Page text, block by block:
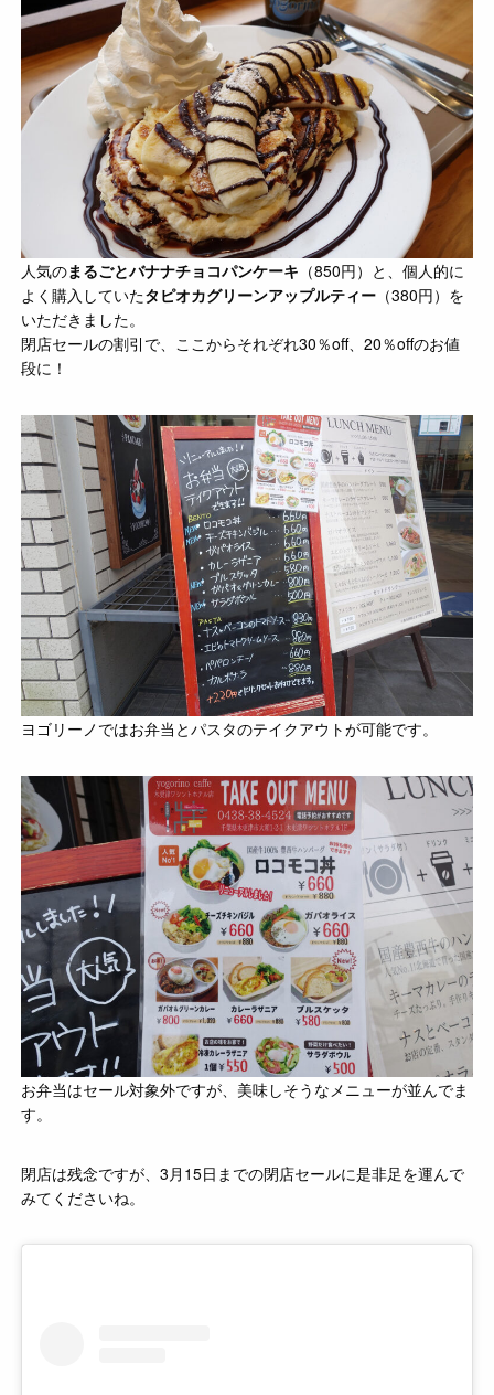
人気のまるごとバナナチョコパンケーキ （850円）と、個人的に
よく購入していたタピオカグリーンアップルティー （380円）を
いただきました。
閉店セールの割引で、ここからそれぞれ30％off、20％offのお値
段に！
ヨゴリーノではお弁当とパスタのテイクアウトが可能です。
お弁当はセール対象外ですが、美味しそうなメニューが並んでま
す。
閉店は残念ですが、3月15日までの閉店セールに是非足を運んで
みてくださいね。